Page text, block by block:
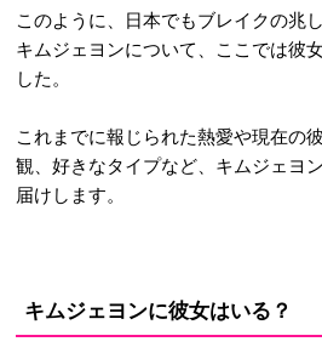
このように、日本でもブレイクの兆
キムジェヨンについて、ここでは彼
した。
これまでに報じられた熱愛や現在の
観、好きなタイプなど、キムジェヨ
届けします。
キムジェヨンに彼女はいる？